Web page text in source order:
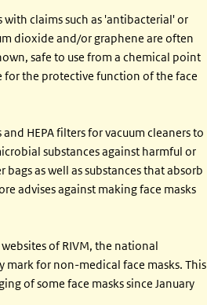
claims such as 'antibacterial' or
dioxide and/or graphene are often
safe to use from a chemical point
for the protective function of the face
HEPA filters for vacuum cleaners to
substances against harmful or
as well as substances that absorb
advises against making face masks
of RIVM, the national
mark for non-medical face masks. This
of some face masks since January